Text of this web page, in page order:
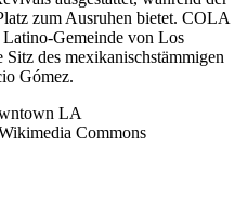
zum Ausruhen bietet. COLA
Gemeinde von Los
des mexikanischstämmigen
Gómez.
Commons